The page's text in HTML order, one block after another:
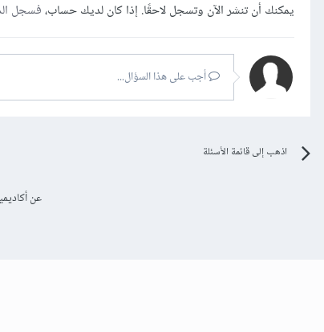
يمكنك أن تنشر الآن وتسجل لاحقًا. إذا كان لديك حساب،فسجل
أجب على هذا السؤال...
اذهب إلى قائمة الأسئلة
عن